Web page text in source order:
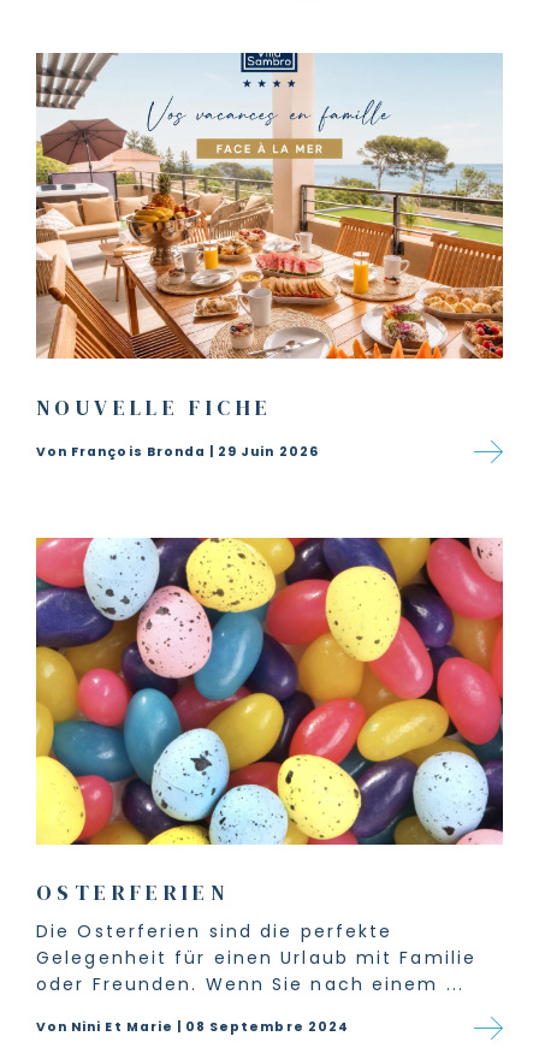
NOUVELLE FICHE
Von François Bronda | 29 Juin 2026
OSTERFERIEN
Die Osterferien sind die perfekte
Gelegenheit für einen Urlaub mit Familie
oder Freunden. Wenn Sie nach einem ...
Von Nini Et Marie | 08 Septembre 2024